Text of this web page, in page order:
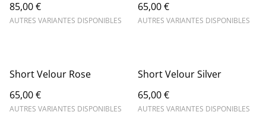
85,00 €
AUTRES VARIANTES DISPONIBLES
65,00 €
AUTRES VARIANTES DISPONIBLES
Short Velour Rose
65,00 €
AUTRES VARIANTES DISPONIBLES
Short Velour Silver
65,00 €
AUTRES VARIANTES DISPONIBLES